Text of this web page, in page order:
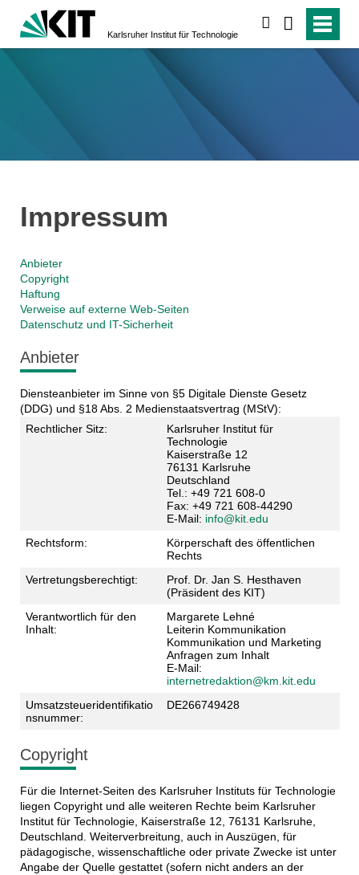
Karlsruher Institut für Technologie
Impressum
Anbieter
Copyright
Haftung
Verweise auf externe Web-Seiten
Datenschutz und IT-Sicherheit
Anbieter
Diensteanbieter im Sinne von §5 Digitale Dienste Gesetz
(DDG) und §18 Abs. 2 Medienstaatsvertrag (MStV):
Rechtlicher Sitz:
Karlsruher Institut für
Technologie
Kaiserstraße 12
76131 Karlsruhe
Deutschland
Tel.: +49 721 608-0
Fax: +49 721 608-44290
E-Mail: info@kit.edu
Rechtsform:
Körperschaft des öffentlichen
Rechts
Vertretungsberechtigt:
Prof. Dr. Jan S. Hesthaven
(Präsident des KIT)
Verantwortlich für den
Inhalt:
Margarete Lehné
Leiterin Kommunikation
Kommunikation und Marketing
Anfragen zum Inhalt
E-Mail:
internetredaktion@km.kit.edu
Umsatzsteueridentifikatio
nsnummer:
DE266749428
Copyright
Für die Internet-Seiten des Karlsruher Instituts für Technologie
liegen Copyright und alle weiteren Rechte beim Karlsruher
Institut für Technologie, Kaiserstraße 12, 76131 Karlsruhe,
Deutschland. Weiterverbreitung, auch in Auszügen, für
pädagogische, wissenschaftliche oder private Zwecke ist unter
Angabe der Quelle gestattet (sofern nicht anders an der